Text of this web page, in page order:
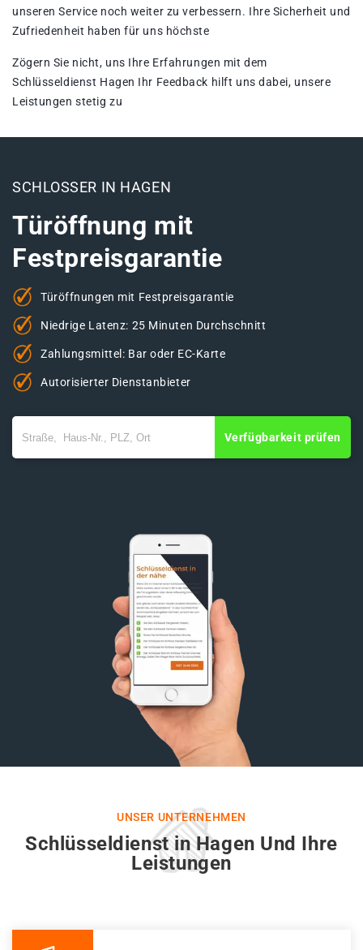
unseren Service noch weiter zu verbessern. Ihre Sicherheit und
Zufriedenheit haben für uns höchste
Zögern Sie nicht, uns Ihre Erfahrungen mit dem
Schlüsseldienst Hagen Ihr Feedback hilft uns dabei, unsere
Leistungen stetig zu
SCHLOSSER IN HAGEN
Türöffnung mit
Festpreisgarantie
Türöffnungen mit Festpreisgarantie
Niedrige Latenz: 25 Minuten Durchschnitt
Zahlungsmittel: Bar oder EC-Karte
Autorisierter Dienstanbieter
Verfügbarkeit prüfen
UNSER UNTERNEHMEN
Schlüsseldienst in Hagen Und Ihre
Leistungen